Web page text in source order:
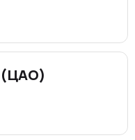
(ЦАО)